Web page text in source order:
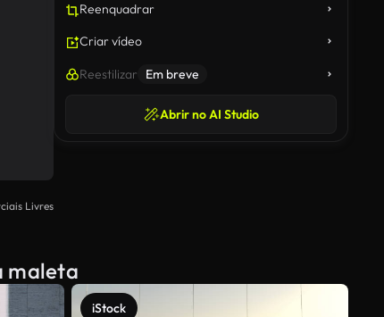
Livres
Reenquadrar
Criar vídeo
Reestilizar Em breve
Abrir no AI Studio
maleta
iStock